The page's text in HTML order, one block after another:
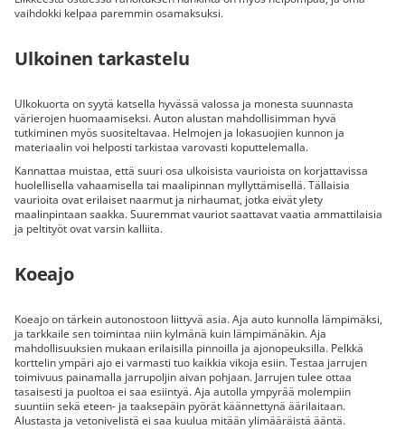
vaihdokki kelpaa paremmin osamaksuksi.
Ulkoinen tarkastelu
Ulkokuorta on syytä katsella hyvässä valossa ja monesta suunnasta
värierojen huomaamiseksi. Auton alustan mahdollisimman hyvä
tutkiminen myös suositeltavaa. Helmojen ja lokasuojien kunnon ja
materiaalin voi helposti tarkistaa varovasti koputtelemalla.
Kannattaa muistaa, että suuri osa ulkoisista vaurioista on korjattavissa
huolellisella vahaamisella tai maalipinnan myllyttämisellä. Tällaisia
vaurioita ovat erilaiset naarmut ja nirhaumat, jotka eivät ylety
maalinpintaan saakka. Suuremmat vauriot saattavat vaatia ammattilaisia
ja peltityöt ovat varsin kalliita.
Koeajo
Koeajo on tärkein autonostoon liittyvä asia. Aja auto kunnolla lämpimäksi,
ja tarkkaile sen toimintaa niin kylmänä kuin lämpimänäkin. Aja
mahdollisuuksien mukaan erilaisilla pinnoilla ja ajonopeuksilla. Pelkkä
korttelin ympäri ajo ei varmasti tuo kaikkia vikoja esiin. Testaa jarrujen
toimivuus painamalla jarrupoljin aivan pohjaan. Jarrujen tulee ottaa
tasaisesti ja puoltoa ei saa esiintyä. Aja autolla ympyrää molempiin
suuntiin sekä eteen- ja taaksepäin pyörät käännettynä äärilaitaan.
Alustasta ja vetonivelistä ei saa kuulua mitään ylimääräistä ääntä.